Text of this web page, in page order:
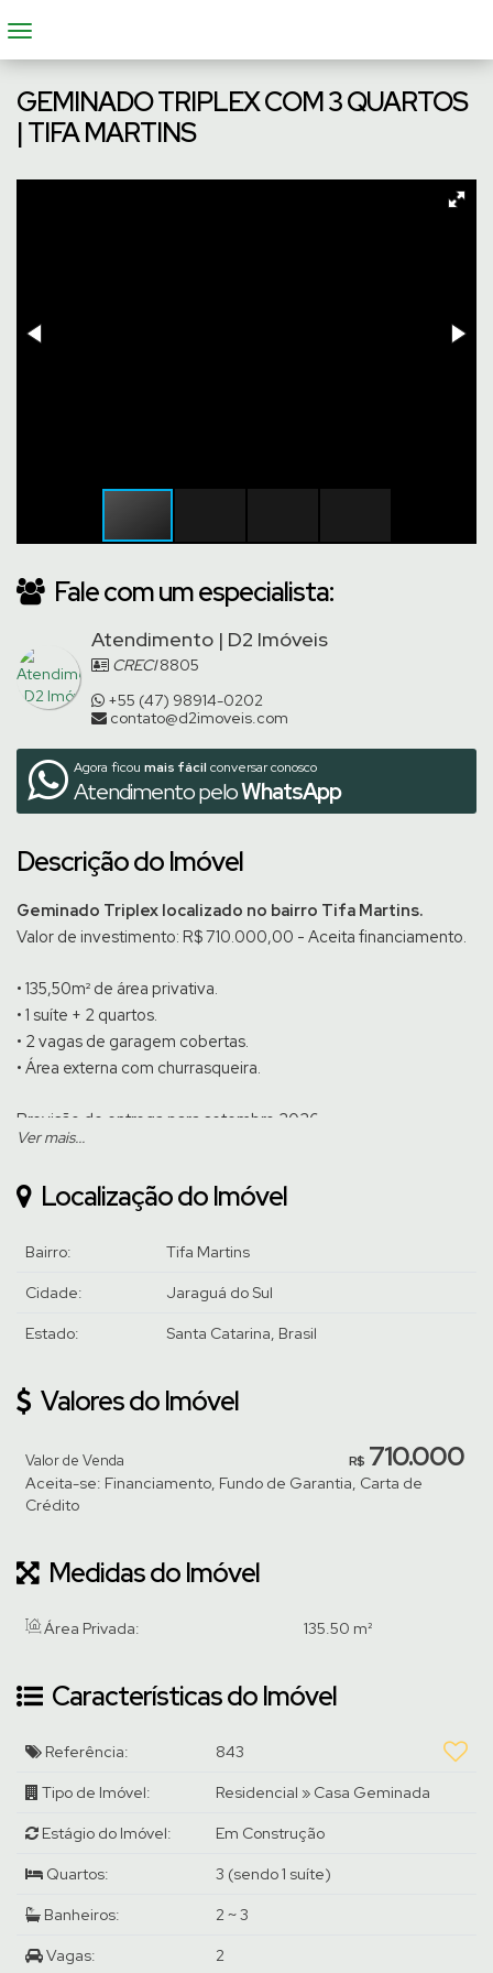
GEMINADO TRIPLEX COM 3 QUARTOS
| TIFA MARTINS
Fale com um especialista:
Atendimento | D2 Imóveis
CRECI8805
+55 (47) 98914-0202
contato@d2imoveis.com
Agora ficou mais fácil conversar conosco
Atendimento peloWhatsApp
Descrição do Imóvel
Geminado Triplex localizado no bairro Tifa Martins.
Valor de investimento: R$ 710.000,00 - Aceita financiamento.
• 135,50m² de área privativa.
• 1 suíte + 2 quartos.
• 2 vagas de garagem cobertas.
• Área externa com churrasqueira.
Previsão de entrega para setembro 2026.
R.8 - 48.579
Venha conhecer pessoalmente, agende uma visita com um de
Ver mais...
Localização do Imóvel
Bairro: Tifa Martins
Cidade: Jaraguá do Sul
Estado: Santa Catarina, Brasil
Valores do Imóvel
R$ 710.000
Valor de Venda
Aceita-se: Financiamento, Fundo de Garantia, Carta de
Crédito
Medidas do Imóvel
Área Privada: 135.50 m²
Características do Imóvel
Referência: 843
Tipo de Imóvel: Residencial » Casa Geminada
Estágio do Imóvel: Em Construção
Quartos: 3 (sendo 1 suíte)
Banheiros: 2 ~ 3
Vagas: 2